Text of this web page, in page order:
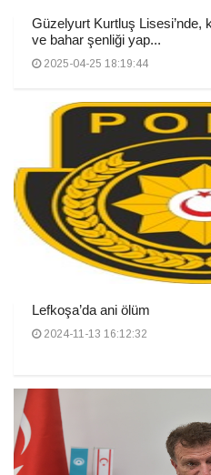
Güzelyurt Kurtluş Lisesi’nde,
ve bahar şenliği yap...
2025-04-25 18:19:44
Lefkoşa’da ani ölüm
2024-11-13 16:12:32